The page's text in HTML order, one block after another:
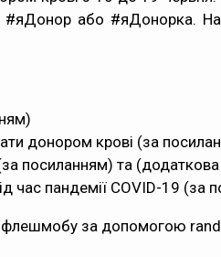
#яДонор або #яДонорка.
)
донором крові (за
за посиланням) та (додаткова
час пандемії COVID-19 (за
флешмобу за допомогою